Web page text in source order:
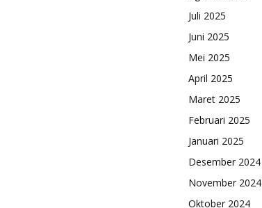
Juli 2025
Juni 2025
Mei 2025
April 2025
Maret 2025
Februari 2025
Januari 2025
Desember 2024
November 2024
Oktober 2024